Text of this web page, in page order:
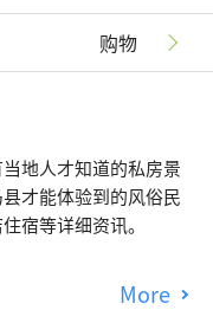
购物
地人才知道的私房景
才能体验到的风俗民
宿等详细资讯。
More